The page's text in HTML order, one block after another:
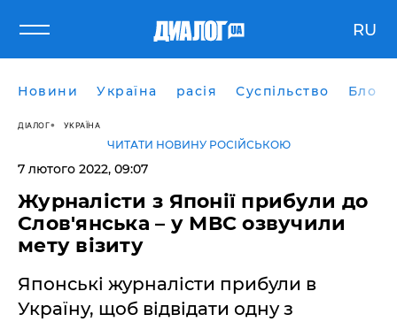
RU
Новини Україна расія Суспільство Блоги
ДІАЛОГ УКРАЇНА
ЧИТАТИ НОВИНУ РОСІЙСЬКОЮ
7 лютого 2022, 09:07
Журналісти з Японії прибули до
Слов'янська – у МВС озвучили
мету візиту
Японські журналісти прибули в
Україну, щоб відвідати одну з